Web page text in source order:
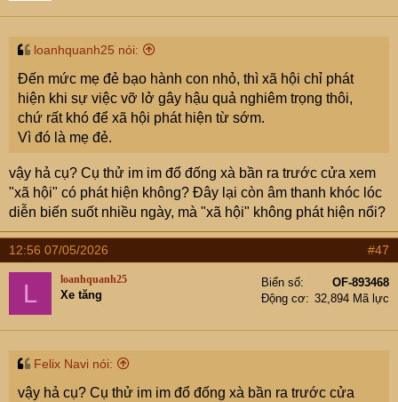
n
s
loanhquanh25 nói:
Đến mức mẹ đẻ bạo hành con nhỏ, thì xã hội chỉ phát
hiện khi sự việc vỡ lở gây hậu quả nghiêm trọng thôi,
chứ rất khó để xã hội phát hiện từ sớm.
Vì đó là mẹ đẻ.
vậy hả cụ? Cụ thử im im đổ đống xà bần ra trước cửa xem
"xã hội" có phát hiện không? Đây lại còn âm thanh khóc lóc
diễn biến suốt nhiều ngày, mà "xã hội" không phát hiện nổi?
12:56 07/05/2026 #47
L loanhquanh25
Xe tăng
Biển số
OF-893468
Động cơ
32,894 Mã lực
Felix Navi nói:
vậy hả cụ? Cụ thử im im đổ đống xà bần ra trước cửa